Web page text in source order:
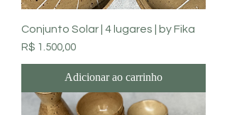
Conjunto Solar | 4 lugares | by Fika
Preço
R$ 1.500,00
Adicionar ao carrinho